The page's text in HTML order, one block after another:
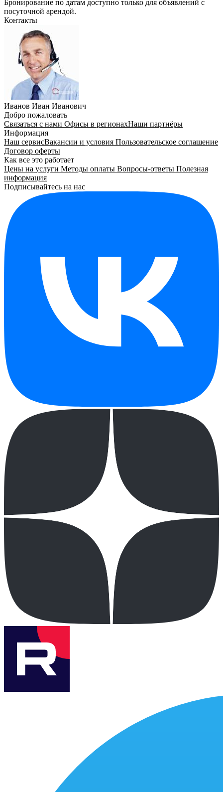
Бронирование по датам доступно только для объявлений с
посуточной арендой.
Контакты
Иванов Иван Иванович
Добро пожаловать
Связаться с нами Офисы в регионахНаши партнёры
Информация
Наш сервисВакансии и условия Пользовательское соглашение
Договор оферты
Как все это работает
Цены на услуги Методы оплаты Вопросы-ответы Полезная
информация
Подписывайтесь на нас